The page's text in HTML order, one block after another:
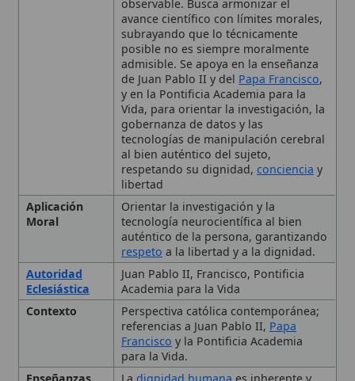
Vida, para orientar la investigación, la
gobernanza de datos y las
tecnologías de manipulación cerebral
al bien auténtico del sujeto,
respetando su dignidad,concienciay
libertad
Orientar la investigación y la
tecnología neurocientífica al bien
auténtico de la persona, garantizando
respetoa la libertad y a la dignidad.
Juan Pablo II, Francisco, Pontificia
Academia para la Vida
Perspectiva católica contemporánea;
referencias a Juan Pablo II,Papa
Franciscoy la Pontificia Academia
para la Vida.
Principales
Ladignidad humanaes inherente y
no depende del nivel de función
cerebral.; Lo técnicamente posible no
es necesariamente moralmente
admisible.; La persona es unidad de
cuerpo y espíritu; el cerebro es
necesario pero no idéntico a la
persona.; Los datos neurocientíficos
deben integrarse con reflexión
filosófica y teológica.; La gobernanza